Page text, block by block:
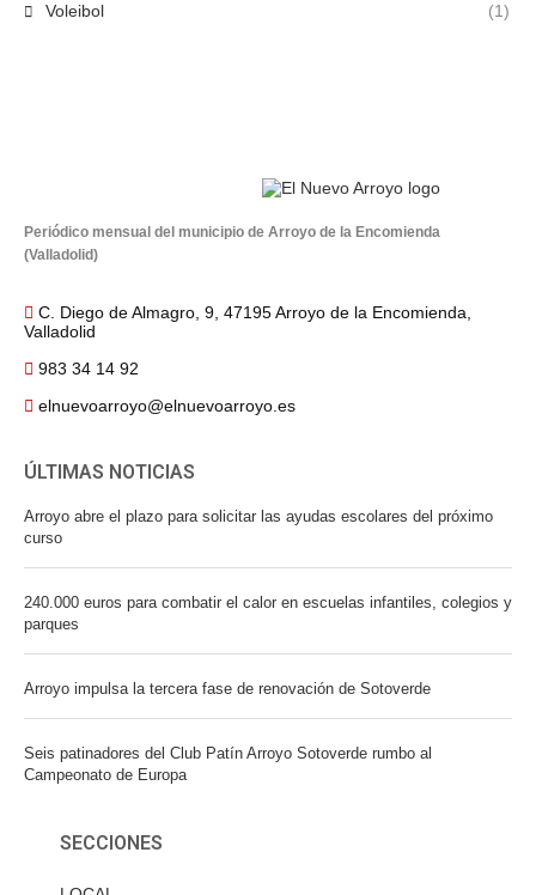
Voleibol (1)
Periódico mensual del municipio de Arroyo de la Encomienda
(Valladolid)
C. Diego de Almagro, 9, 47195 Arroyo de la Encomienda,
Valladolid
983 34 14 92
elnuevoarroyo@elnuevoarroyo.es
ÚLTIMAS NOTICIAS
Arroyo abre el plazo para solicitar las ayudas escolares del próximo
curso
240.000 euros para combatir el calor en escuelas infantiles, colegios y
parques
Arroyo impulsa la tercera fase de renovación de Sotoverde
Seis patinadores del Club Patín Arroyo Sotoverde rumbo al
Campeonato de Europa
SECCIONES